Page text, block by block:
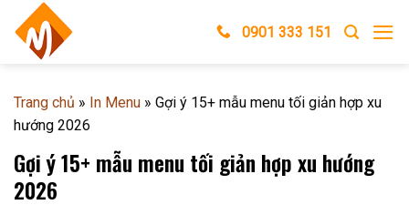
content
0901 333 151
Trang chủ » In Menu » Gợi ý 15+ mẫu menu tối giản hợp xu
hướng 2026
Gợi ý 15+ mẫu menu tối giản hợp xu hướng
2026